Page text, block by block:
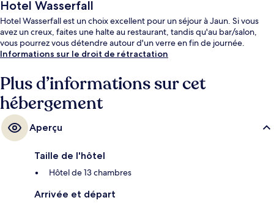
Hotel Wasserfall
Hotel Wasserfall est un choix excellent pour un séjour à Jaun. Si vous
avez un creux, faites une halte au restaurant, tandis qu'au bar/salon,
vous pourrez vous détendre autour d'un verre en fin de journée.
Informations sur le droit de rétractation
Plus d’informations sur cet
hébergement
Aperçu
Taille de l'hôtel
Hôtel de 13 chambres
Arrivée et départ